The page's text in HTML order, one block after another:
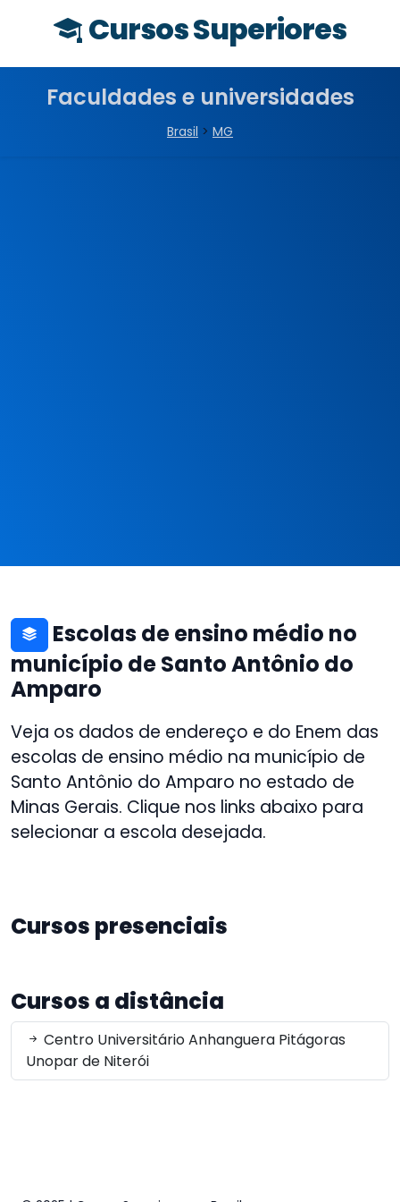
Cursos Superiores
Faculdades e universidades
Brasil > MG
Escolas de ensino médio no
município de Santo Antônio do
Amparo
Veja os dados de endereço e do Enem das
escolas de ensino médio na município de
Santo Antônio do Amparo no estado de
Minas Gerais. Clique nos links abaixo para
selecionar a escola desejada.
Cursos presenciais
Cursos a distância
Centro Universitário Anhanguera Pitágoras
Unopar de Niterói